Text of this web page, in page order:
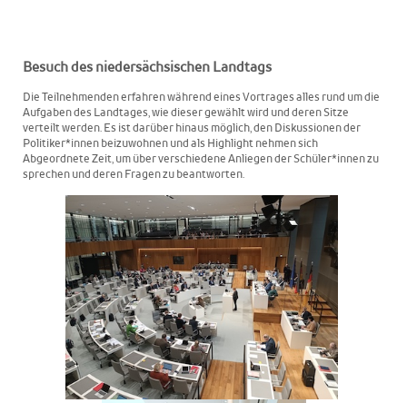
Besuch des niedersächsischen Landtags
Die Teilnehmenden erfahren während eines Vortrages alles rund um die
Aufgaben des Landtages, wie dieser gewählt wird und deren Sitze
verteilt werden. Es ist darüber hinaus möglich, den Diskussionen der
Politiker*innen beizuwohnen und als Highlight nehmen sich
Abgeordnete Zeit, um über verschiedene Anliegen der Schüler*innen zu
sprechen und deren Fragen zu beantworten.